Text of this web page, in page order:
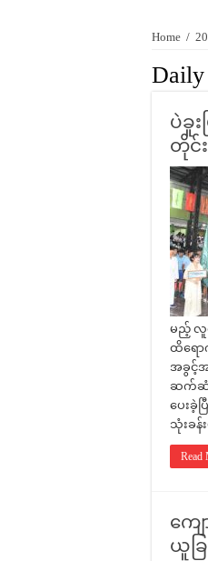
Home /
Daily
ပဲခူ
တိုင်
မည့် လူ
ထိရော
အခွင့်အ
ဆက်ဆံပ
ပေးခဲ့
သုံးခန်
Read
ကျ
ယူခြ